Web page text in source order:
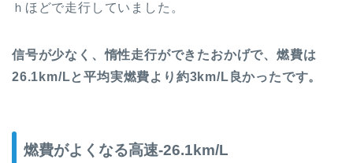
ｈほどで走行していました。
信号が少なく、惰性走行ができたおかげで、燃費は
26.1km/Lと平均実燃費より約3km/L良かったです。
燃費がよくなる高速-26.1km/L